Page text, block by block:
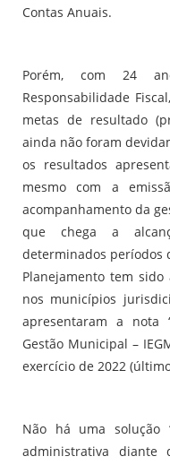
Contas Anuais.
Porém, com 24
Responsabilidade
metas de resultado
ainda não foram
os resultados
mesmo com a
acompanhamento da
que chega a
determinados períodos
Planejamento tem
nos municípios
apresentaram a nota
Gestão Municipal –
exercício de 2022
Não há uma solução
administrativa diante